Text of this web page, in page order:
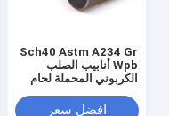
Sch40 Astm A234 Gr
Wpb أنابيب الصلب
الكربوني المحملة لحام
افضل سعر